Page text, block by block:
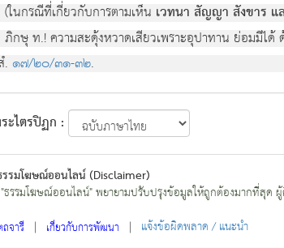
(ในกรณีที่เกี่ยวกับการตามเห็น เวทนา สัญญา สังขาร
ภิกษุ ท.! ความสะดุงหวาดเสียวเพราะอุปาทาน ยอมมีได
. ๑๗/๒๐/๓๑-๓๒.
ะไตรปิฏก :
รรมโฆษณ์ออนไลน์ (Disclaimer)
ธรรมโฆษณ์ออนไลน์" พยายามปรับปรุงข้อมูลให้ถูกต้องมากที่สุด
จารี | เกี่ยวกับการพัฒนา | แจ้งข้อผิดพลาด / แนะนำ